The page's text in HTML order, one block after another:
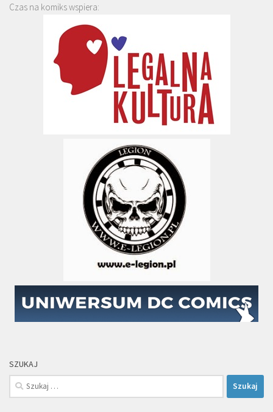
Czas na komiks wspiera:
SZUKAJ
Szukaj: